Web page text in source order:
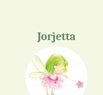
Jorjetta